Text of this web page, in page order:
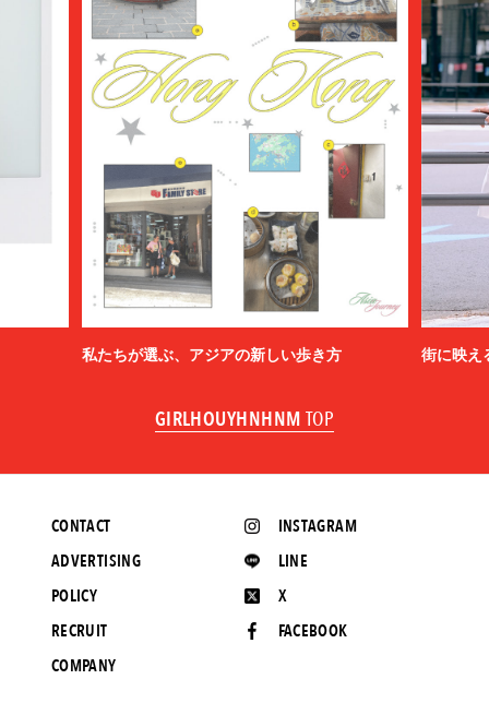
私たちが選ぶ、アジアの新しい歩き方 街に映え
GIRLHOUYHNHNM TOP
INSTAGRAM
LINE
X
FACEBOOK
CONTACT
ADVERTISING
POLICY
RECRUIT
COMPANY